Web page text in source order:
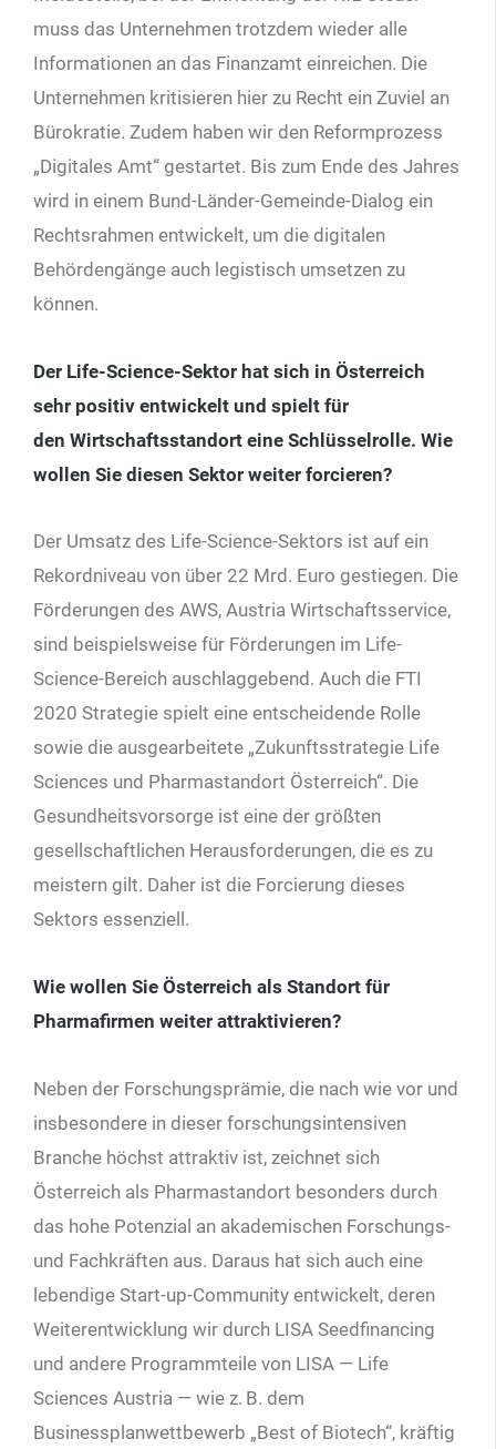
muss das Unternehmen trotzdem wieder alle
Informationen an das Finanzamt einreichen. Die
Unternehmen kritisieren hier zu Recht ein Zuviel an
Bürokratie. Zudem haben wir den Reformprozess
„Digitales Amt“ gestartet. Bis zum Ende des Jahres
wird in einem Bund-Länder-Gemeinde-Dialog ein
Rechtsrahmen entwickelt, um die digitalen
Behördengänge auch legistisch umsetzen zu
können.
Der Life-Science-Sektor hat sich in Österreich
sehr positiv entwickelt und spielt für
den Wirtschaftsstandort eine Schlüsselrolle. Wie
wollen Sie diesen Sektor weiter forcieren?
Der Umsatz des Life-Science-Sektors ist auf ein
Rekordniveau von über 22 Mrd. Euro gestiegen. Die
Förderungen des AWS, Austria Wirtschaftsservice,
sind beispielsweise für Förderungen im Life-
Science-Bereich auschlaggebend. Auch die FTI
2020 Strategie spielt eine entscheidende Rolle
sowie die ausgearbeitete „Zukunftsstrategie Life
Sciences und Pharmastandort Österreich“. Die
Gesundheitsvorsorge ist eine der größten
gesellschaftlichen Herausforderungen, die es zu
meistern gilt. Daher ist die Forcierung dieses
Sektors essenziell.
Wie wollen Sie Österreich als Standort für
Pharmafirmen weiter attraktivieren?
Neben der Forschungsprämie, die nach wie vor und
insbesondere in dieser forschungsintensiven
Branche höchst attraktiv ist, zeichnet sich
Österreich als Pharmastandort besonders durch
das hohe Potenzial an akademischen Forschungs-
und Fachkräften aus. Daraus hat sich auch eine
lebendige Start-up-Community entwickelt, deren
Weiterentwicklung wir durch LISA Seedfinancing
und andere Programmteile von LISA — Life
Sciences Austria — wie z. B. dem
Businessplanwettbewerb „Best of Biotech“, kräftig